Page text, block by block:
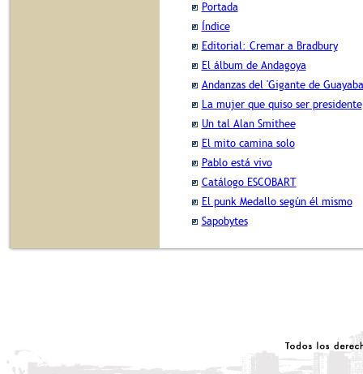
Portada
Índice
Editorial: Cremar a Bradbury
El álbum de Andagoya
Andanzas del 'Gigante de
La mujer que quiso ser presidente
Un tal Alan Smithee
El mito camina solo
Pablo está vivo
Catálogo ESCOBART
El punk Medallo según él mismo
Sapobytes